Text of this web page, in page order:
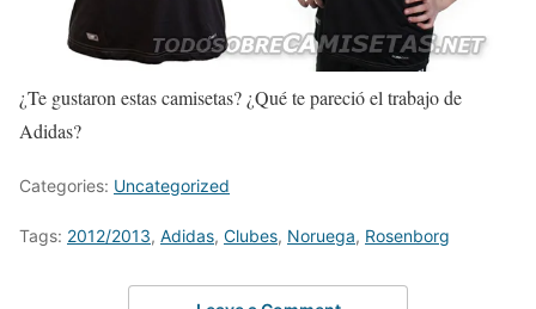
¿Te gustaron estas camisetas? ¿Qué te pareció el trabajo de
Adidas?
Categories: Uncategorized
Tags: 2012/2013, Adidas, Clubes, Noruega, Rosenborg